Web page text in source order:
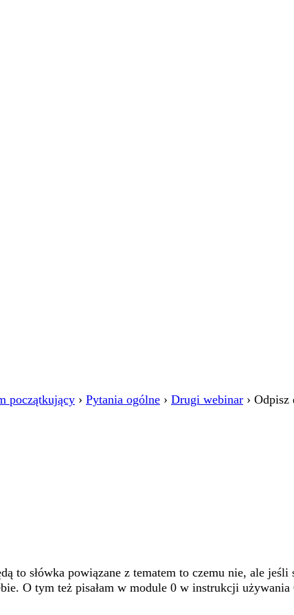
początkujący › Pytania ogólne › Drugi webinar › Odpisz
to słówka powiązane z tematem to czemu nie, ale jeśli
O tym też pisałam w module 0 w instrukcji